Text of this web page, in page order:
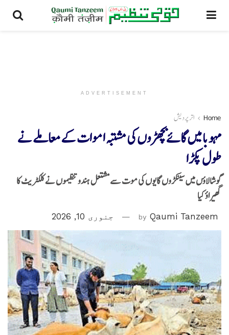
ADVERTISEMENT
Home اتر پردیش
مہوبا میں گائے بچھڑوں کی مشتبہ اموات کے معاملے نے
طول پکڑا
گوشالاؤں میں سینکڑوں گایوں کی موت سے مشتعل ہندو تنظیموں نے کلکٹریٹ کا
گھیراؤ کیا
by Qaumi Tanzeem جنوری 10, 2026